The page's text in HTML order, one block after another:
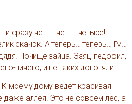
и сразу че… – че… – четыре!
скачок. А теперь… теперь… Гм…
Почище зайца. Заяц-педофил,
ничего, и не таких догоняли.
моему дому ведет красивая
даже аллея. Это не совсем лес, а